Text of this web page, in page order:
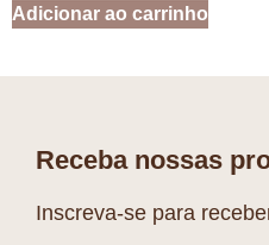
Adicionar ao carrinho
Receba nossas
Inscreva-se para